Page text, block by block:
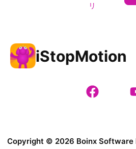
リ
iStopMotion
Copyright © 2026 Boinx Software